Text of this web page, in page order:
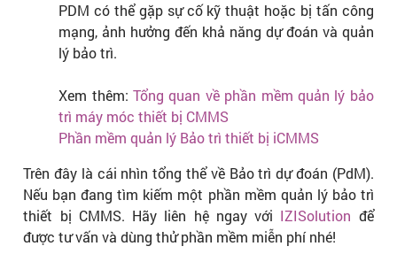
PDM có thể gặp sự cố kỹ thuật hoặc bị tấn công
mạng, ảnh hưởng đến khả năng dự đoán và quản
lý bảo trì.
Xem thêm:Tổng quan về phần mềm quản lý bảo
trì máy móc thiết bị CMMS
Phần mềm quản lý Bảo trì thiết bị iCMMS
Trên đây là cái nhìn tổng thể về Bảo trì dự đoán (PdM).
Nếu bạn đang tìm kiếm một phần mềm quản lý bảo trì
thiết bị CMMS. Hãy liên hệ ngay với IZISolution để
được tư vấn và dùng thử phần mềm miễn phí nhé!